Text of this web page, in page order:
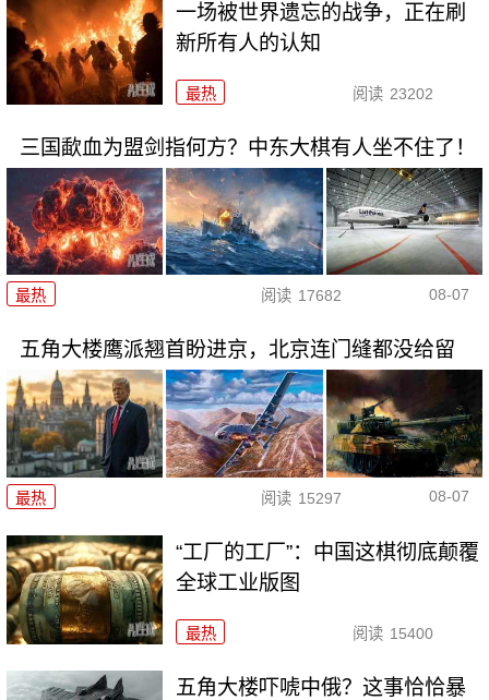
一场被世界遗忘的战争，正在刷
新所有人的认知
最热 阅读 23202
三国歃血为盟剑指何方？中东大棋有人坐不住了！
最热 阅读 17682 08-07
五角大楼鹰派翘首盼进京，北京连门缝都没给留
最热 阅读 15297 08-07
“工厂的工厂”：中国这棋彻底颠覆
全球工业版图
最热 阅读 15400
五角大楼吓唬中俄？这事恰恰暴